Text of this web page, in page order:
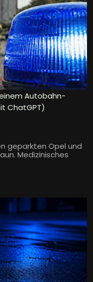
Autobahn-
ChatGPT)
geparkten Opel und
Medizinisches